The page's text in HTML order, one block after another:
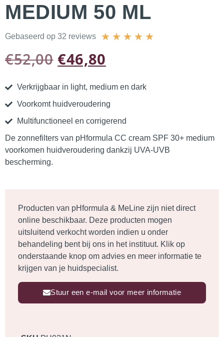
MEDIUM 50 ML
Gebaseerd op 32 reviews ★ ★ ★ ★ ★
€52,00 €46,80
Verkrijgbaar in light, medium en dark
Voorkomt huidveroudering
Multifunctioneel en corrigerend
De zonnefilters van pHformula CC cream SPF 30+ medium
voorkomen huidveroudering dankzij UVA-UVB
bescherming.
Producten van pHformula & MeLine zijn niet direct
online beschikbaar. Deze producten mogen
uitsluitend verkocht worden indien u onder
behandeling bent bij ons in het instituut. Klik op
onderstaande knop om advies en meer informatie te
krijgen van je huidspecialist.
Stuur een e-mail voor meer informatie